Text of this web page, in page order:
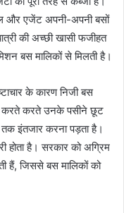
और एजेंट अपनी-अपनी बसों
की अच्छी खासी फजीहत
बस मालिकों से मिलती है।
के कारण निजी बस
करते करते उनके पसीने छूट
इंतजार करना पड़ता है।
होता है। सरकार को अग्रिम
हैं, जिससे बस मालिकों को